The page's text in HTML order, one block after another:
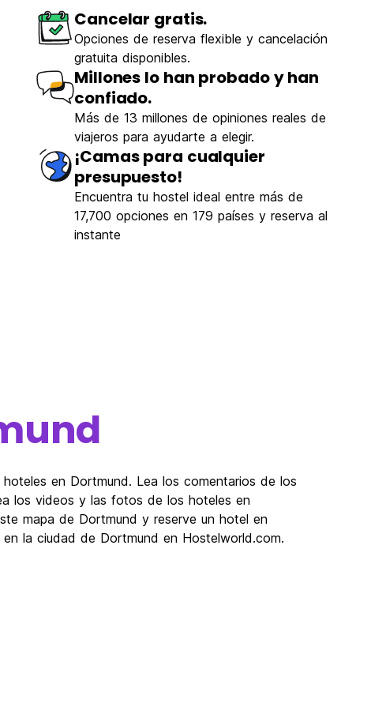
Cancelar gratis.
Opciones de reserva flexible y cancelación
gratuita disponibles.
Millones lo han probado y han
confiado.
Más de 13 millones de opiniones reales de
viajeros para ayudarte a elegir.
¡Camas para cualquier
presupuesto!
Encuentra tu hostel ideal entre más de
17,700 opciones en 179 países y reserva al
instante
en Dortmund. Lea los comentarios de los
los videos y las fotos de los hoteles en
mapa de Dortmund y reserve un hotel en
la ciudad de Dortmund en Hostelworld.com.